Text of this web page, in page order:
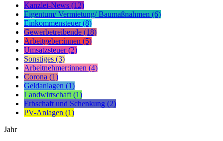
Kanzlei-News (12)
Eigentum/ Vermietung/ Baumaßnahmen (6)
Einkommensteuer (8)
Gewerbetreibende (18)
Arbeitgeber:innen (5)
Umsatzsteuer (2)
Sonstiges (3)
Arbeitnehmer:innen (4)
Corona (1)
Geldanlagen (1)
Landwirtschaft (1)
Erbschaft und Schenkung (2)
PV-Anlagen (1)
Jahr